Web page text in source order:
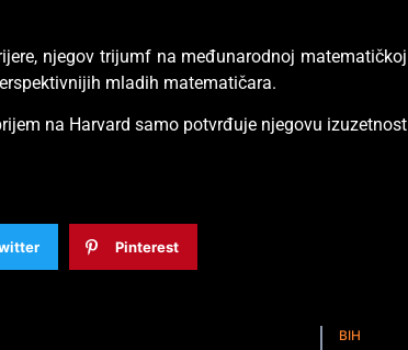
njegov trijumf na međunarodnoj matematičkoj
mladih matematičara.
na Harvard samo potvrđuje njegovu izuzetnost
Pinterest
BIH